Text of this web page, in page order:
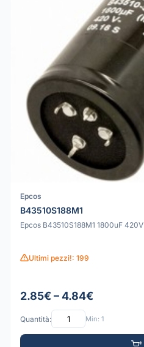
Epcos
B43510S188M1
Epcos B43510S188M1 1800uF
Ultimi pezzi!: 199
2.85€ – 4.84€
Quantità: Min: 1